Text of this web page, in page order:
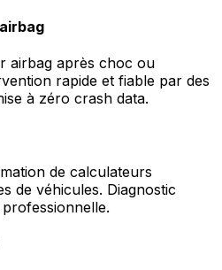
airbag après choc ou
rapide et fiable par des
à zéro crash data.
de calculateurs
de véhicules. Diagnostic